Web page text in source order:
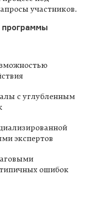
участников.
программы
с углубленным
экспертов
ошибок